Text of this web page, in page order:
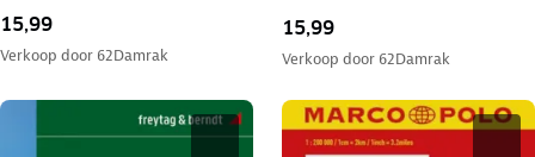
15,99
Verkoop door 62Damrak
15,99
Verkoop door 62Damrak